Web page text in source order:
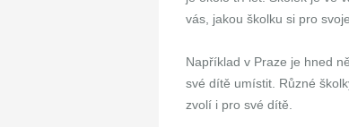
vás, jakou školku si pro
Například v Praze je hned
své dítě umístit. Různé
zvolí i pro své dítě.